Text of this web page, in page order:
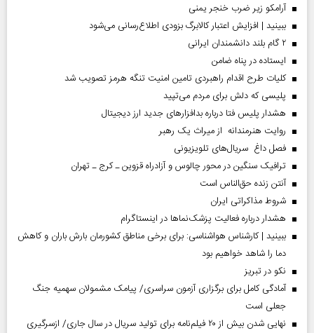
آرامکو زیر ضرب خنجر یمنی
ببینید | افزایش اعتبار کالابرگ بزودی اطلاع‌رسانی می‌شود
۲ گام بلند دانشمندان ایرانی
ایستاده در پناه ضامن
کلیات طرح اقدام راهبردی تامین امنیت تنگه هرمز تصویب شد
پلیسی که دلش برای مردم می‌تپید
هشدار پلیس فتا درباره بدافزار‌های جدید ارز دیجیتال
روایت هنرمندانه از میراث یک رهبر
فصل داغ سریال‌های تلویزیونی
ترافیک سنگین در محور چالوس و آزادراه قزوین ـ کرج ـ تهران
آنتن زنده حق‌الناس است
شروط مذاکراتی ایران
هشدار درباره فعالیت پزشک‌نما‌ها در اینستاگرام
ببینید | کارشناس هواشناسی: برای برخی مناطق کشورمان بارش باران و کاهش
دما را شاهد خواهیم بود
نکو در تبریز
آمادگی کامل برای برگزاری آزمون سراسری/ پیامک مشمولان سهمیه جنگ
جعلی است
نهایی شدن بیش از ۲۰ فیلم‌نامه برای تولید سریال در سال جاری/ ازسرگیری